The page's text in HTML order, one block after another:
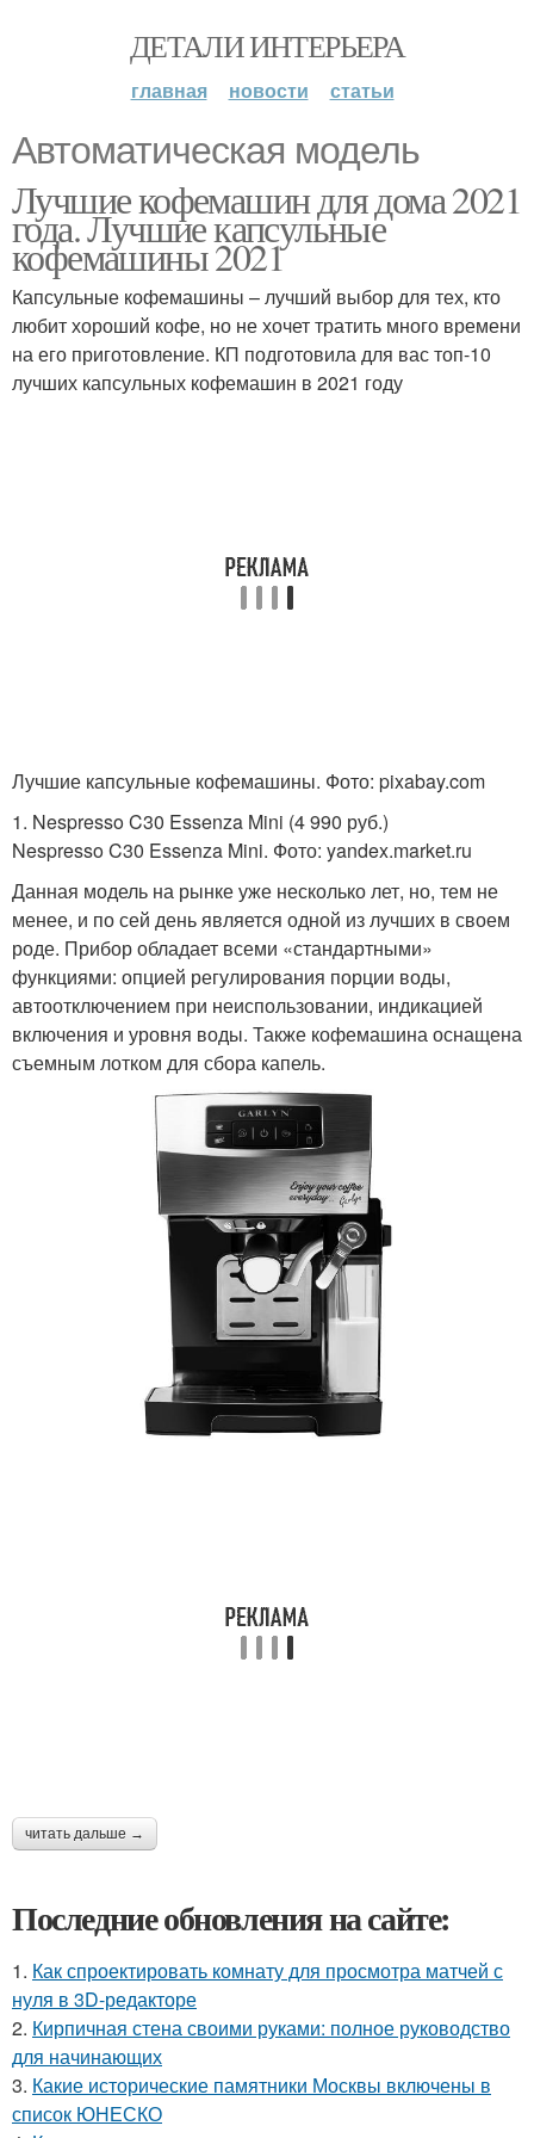
ДЕТАЛИ ИНТЕРЬЕРА
главная новости статьи
Автоматическая модель
Лучшие кофемашин для дома 2021
года. Лучшие капсульные
кофемашины 2021
Капсульные кофемашины – лучший выбор для тех, кто
любит хороший кофе, но не хочет тратить много времени
на его приготовление. КП подготовила для вас топ-10
лучших капсульных кофемашин в 2021 году
Лучшие капсульные кофемашины. Фото: pixabay.com
1. Nespresso C30 Essenza Mini (4 990 руб.)
Nespresso C30 Essenza Mini. Фото: yandex.market.ru
Данная модель на рынке уже несколько лет, но, тем не
менее, и по сей день является одной из лучших в своем
роде. Прибор обладает всеми «стандартными»
функциями: опцией регулирования порции воды,
автоотключением при неиспользовании, индикацией
включения и уровня воды. Также кофемашина оснащена
съемным лотком для сбора капель.
читать дальше →
Последние обновления на сайте:
1. Как спроектировать комнату для просмотра матчей с
нуля в 3D-редакторе
2. Кирпичная стена своими руками: полное руководство
для начинающих
3. Какие исторические памятники Москвы включены в
список ЮНЕСКО